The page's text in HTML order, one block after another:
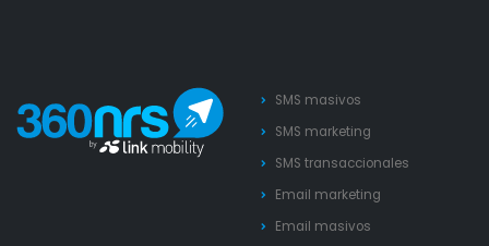
SMS masivos
SMS marketing
SMS transaccionales
Email marketing
Email masivos